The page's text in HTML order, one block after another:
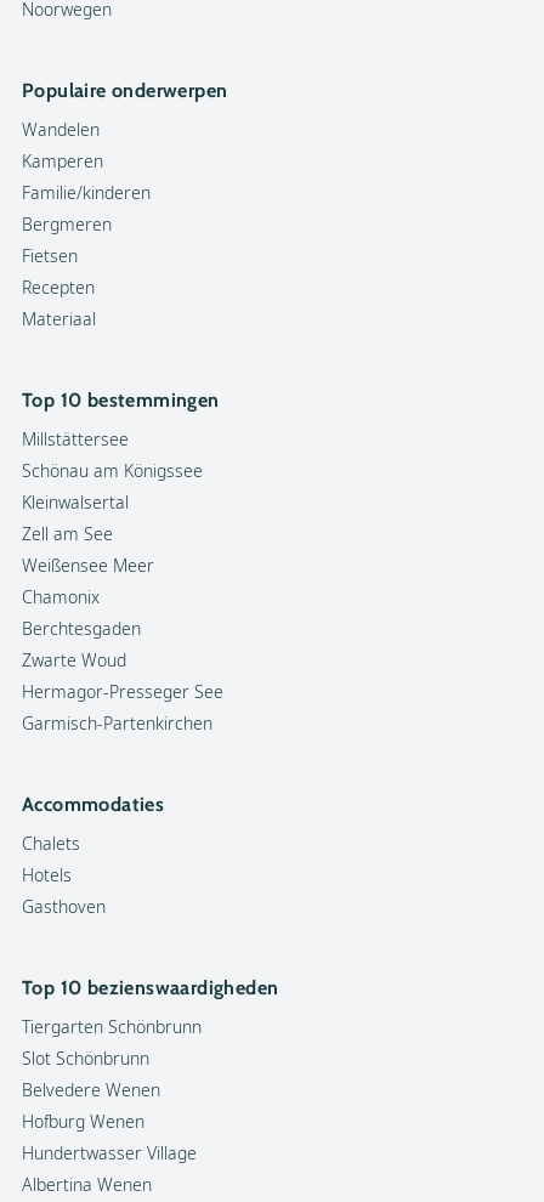
Noorwegen
Populaire onderwerpen
Wandelen
Kamperen
Familie/kinderen
Bergmeren
Fietsen
Recepten
Materiaal
Top 10 bestemmingen
Millstättersee
Schönau am Königssee
Kleinwalsertal
Zell am See
Weißensee Meer
Chamonix
Berchtesgaden
Zwarte Woud
Hermagor-Presseger See
Garmisch-Partenkirchen
Accommodaties
Chalets
Hotels
Gasthoven
Top 10 bezienswaardigheden
Tiergarten Schönbrunn
Slot Schönbrunn
Belvedere Wenen
Hofburg Wenen
Hundertwasser Village
Albertina Wenen